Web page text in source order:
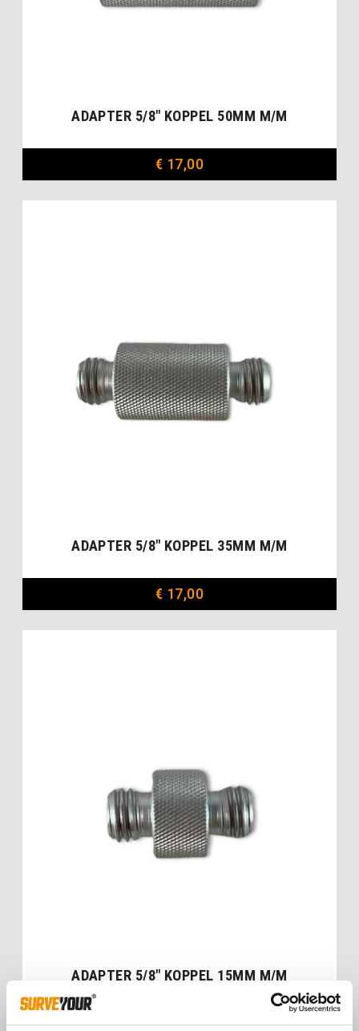
ADAPTER 5/8″ KOPPEL 50MM M/M
€ 17,00
ADAPTER 5/8″ KOPPEL 35MM M/M
€ 17,00
ADAPTER 5/8″ KOPPEL 15MM M/M
€14,00